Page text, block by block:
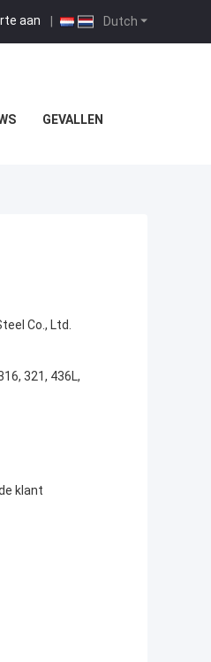
Dutch
aan |
GEVALLEN
Co., Ltd.
321, 436L,
klant